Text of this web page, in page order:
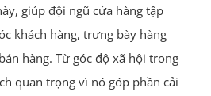
giúp đội ngũ cửa hàng tập
khách hàng, trưng bày hàng
hàng. Từ góc độ xã hội trong
quan trọng vì nó góp phần cải